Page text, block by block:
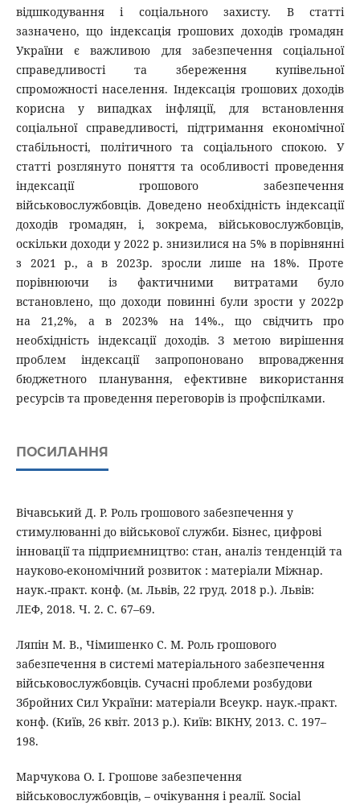
відшкодування і соціального захисту. В статті
зазначено, що індексація грошових доходів громадян
України є важливою для забезпечення соціальної
справедливості та збереження купівельної
спроможності населення. Індексація грошових доходів
корисна у випадках інфляції, для встановлення
соціальної справедливості, підтримання економічної
стабільності, політичного та соціального спокою. У
статті розглянуто поняття та особливості проведення
індексації грошового забезпечення
військовослужбовців. Доведено необхідність індексації
доходів громадян, і, зокрема, військовослужбовців,
оскільки доходи у 2022 р. знизилися на 5% в порівнянні
з 2021 р., а в 2023р. зросли лише на 18%. Проте
порівнюючи із фактичними витратами було
встановлено, що доходи повинні були зрости у 2022р
на 21,2%, а в 2023% на 14%., що свідчить про
необхідність індексації доходів. З метою вирішення
проблем індексації запропоновано впровадження
бюджетного планування, ефективне використання
ресурсів та проведення переговорів із профспілками.
ПОСИЛАННЯ
Вічавський Д. Р. Роль грошового забезпечення у
стимулюванні до військової служби. Бізнес, цифрові
інновації та підприємництво: стан, аналіз тенденцій та
науково-економічний розвиток : матеріали Міжнар.
наук.-практ. конф. (м. Львів, 22 груд. 2018 р.). Львів:
ЛЕФ, 2018. Ч. 2. С. 67–69.
Ляпін М. В., Чімишенко С. М. Роль грошового
забезпечення в системі матеріального забезпечення
військовослужбовців. Сучасні проблеми розбудови
Збройних Сил України: матеріали Всеукр. наук.-практ.
конф. (Київ, 26 квіт. 2013 р.). Київ: ВІКНУ, 2013. С. 197–
198.
Марчукова О. І. Грошове забезпечення
військовослужбовців, – очікування і реалії. Social